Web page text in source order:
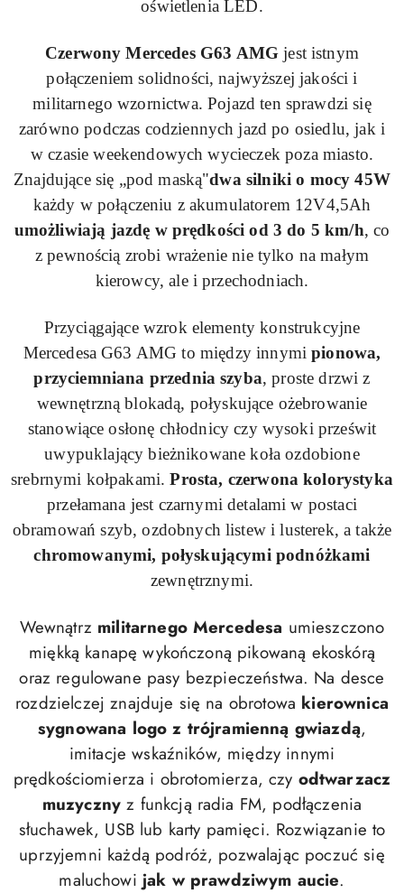
oświetlenia LED.
Czerwony Mercedes G63 AMG jest istnym
połączeniem solidności, najwyższej jakości i
militarnego wzornictwa. Pojazd ten sprawdzi się
zarówno podczas codziennych jazd po osiedlu, jak i
w czasie weekendowych wycieczek poza miasto.
Znajdujące się „pod maską"dwa silniki o mocy45W
każdy w połączeniu z akumulatorem 12V4,5Ah
umożliwiają jazdę w prędkości od 3 do 5 km/h, co
z pewnością zrobi wrażenie nie tylko na małym
kierowcy, ale i przechodniach.
Przyciągające wzrok elementy konstrukcyjne
MercedesaG63 AMG to między innymipionowa,
przyciemniana przednia szyba, proste drzwi z
wewnętrzną blokadą, połyskujące ożebrowanie
stanowiące osłonę chłodnicy czy wysoki prześwit
uwypuklający bieżnikowane koła ozdobione
srebrnymi kołpakami.Prosta, czerwona kolorystyka
przełamana jest czarnymi detalami w postaci
obramowań szyb, ozdobnych listew i lusterek, a także
chromowanymi, połyskującymi podnóżkami
zewnętrznymi.
Wewnątrz militarnego Mercedesa umieszczono
miękką kanapę wykończoną pikowaną ekoskórą
oraz regulowane pasy bezpieczeństwa. Na desce
rozdzielczej znajduje się na obrotowa kierownica
sygnowana logo z trójramienną gwiazdą,
imitacje wskaźników, między innymi
prędkościomierza i obrotomierza, czy odtwarzacz
muzyczny z funkcją radia FM, podłączenia
słuchawek, USB lub karty pamięci. Rozwiązanie to
uprzyjemni każdą podróż, pozwalając poczuć się
maluchowi jak w prawdziwym aucie.